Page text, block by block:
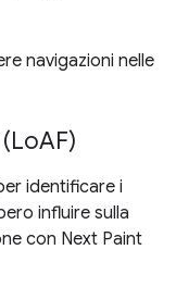
navigazioni nelle
identificare i
influire sulla
con Next Paint